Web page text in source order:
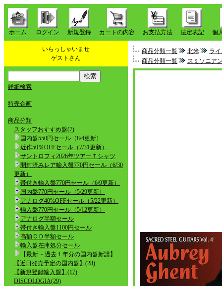
ホーム ログイン 新規登録 カートの内容 お支払方法 法定表記 個
いらっしゃいませ
ゲストさん
詳細検索
特売企画
商品分類
スタッフおすすめ盤(7)
国内盤550円セール（8/4更新）
近作50％OFFセール（7/31更新）
サントロフィ2026年ツアーＴシャツ
開封済みレア輸入盤770円セール（6/30
更新）
帯付き輸入盤770円セール（6/9更新）
国内盤770円セール（5/29更新）
アナログ40%OFFセール（5/22更新）
輸入盤770円セール（5/12更新）
アナログ半額セール
帯付き輸入盤1100円セール
高額ＣＤ半額セール
輸入盤在庫処分セール
【最新 ~ 過去１年分の国内盤新譜】
【近日発売予定の国内盤】(28)
【新規登録輸入盤】(17)
DISCOLOGIA(29)
商品分類一覧 北米
ラ
商品分類一覧
スミソニア